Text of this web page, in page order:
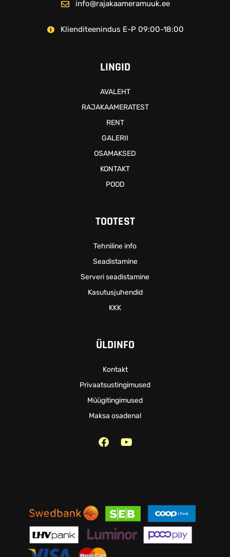
info@rajakaameramuuk.ee
Klienditeenindus E-P 09:00-18:00
LINGID
AVALEHT
RAJAKAAMERATEST
RENT
GALERII
OSAMAKSED
KONTAKT
POOD
TOOTEST
Tehniline info
Seadistamine
Serveri seadistamine
Kasutusjuhendid
KKK
ÜLDINFO
Kontakt
Privaatsustingimused
Müügitingimused
Maksa osadena!